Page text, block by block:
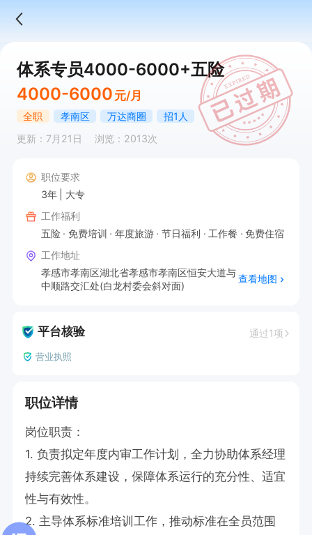
体系专员4000-6000+五险
4000-6000 元/月
全职 孝南区 万达商圈
招1人
更新：7月21日
浏览：2013次
职位要求
3年
大专
工作福利
五险
免费培训 年度旅游 节日福利 工作餐
免费住宿
工作地址
孝感市孝南区湖北省孝感市孝南区恒安大道与
中顺路交汇处(白龙村委会斜对面)
查看地图
平台核验 通过1项
营业执照
职位详情
岗位职责：
1. 负责拟定年度内审工作计划，全力协助体系经理
持续完善体系建设，保障体系运行的充分性、适宜
性与有效性。
2. 主导体系标准培训工作，推动标准在全员范围